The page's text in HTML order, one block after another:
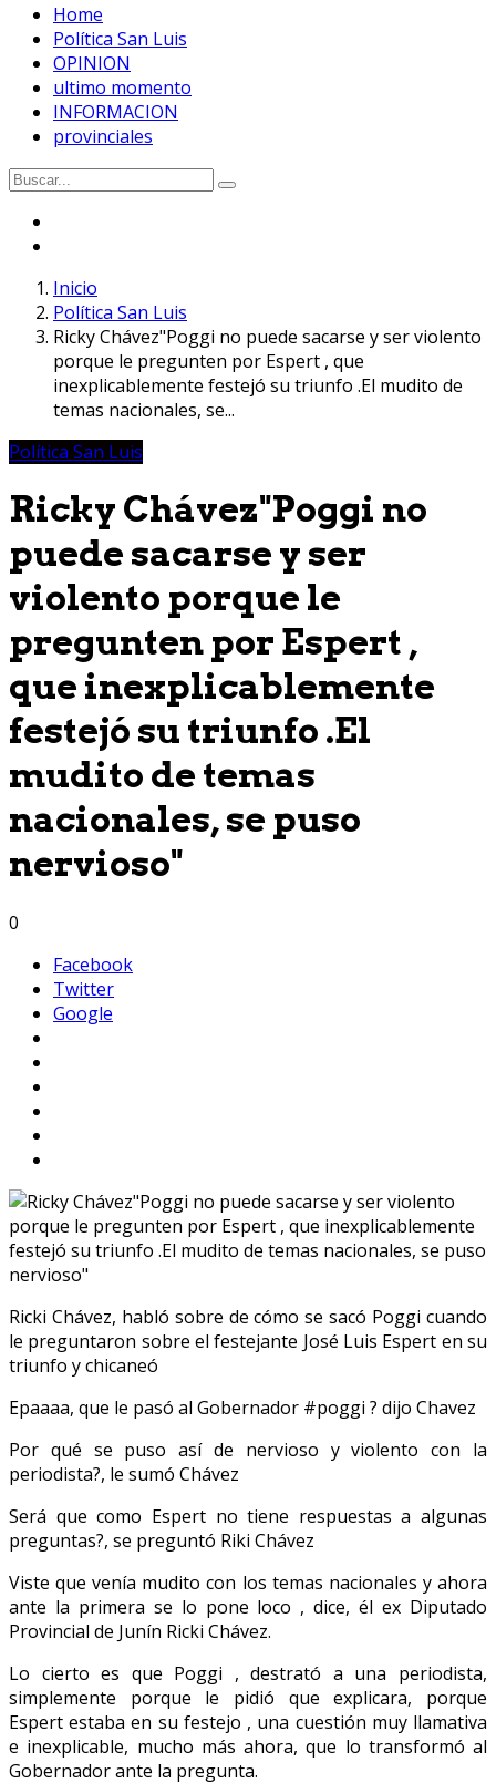
Home
Política San Luis
OPINION
ultimo momento
INFORMACION
provinciales
Inicio
Política San Luis
Ricky Chávez"Poggi no puede sacarse y ser violento
porque le pregunten por Espert , que
inexplicablemente festejó su triunfo .El mudito de
temas nacionales, se...
Política San Luis
Ricky Chávez"Poggi no
puede sacarse y ser
violento porque le
pregunten por Espert ,
que inexplicablemente
festejó su triunfo .El
mudito de temas
nacionales, se puso
nervioso"
0
Facebook
Twitter
Google
Ricki Chávez, habló sobre de cómo se sacó Poggi cuando
le preguntaron sobre el festejante José Luis Espert en su
triunfo y chicaneó
Epaaaa, que le pasó al Gobernador #poggi ? dijo Chavez
Por qué se puso así de nervioso y violento con la
periodista?, le sumó Chávez
Será que como Espert no tiene respuestas a algunas
preguntas?, se preguntó Riki Chávez
Viste que venía mudito con los temas nacionales y ahora
ante la primera se lo pone loco , dice, él ex Diputado
Provincial de Junín Ricki Chávez.
Lo cierto es que Poggi , destrató a una periodista,
simplemente porque le pidió que explicara, porque
Espert estaba en su festejo , una cuestión muy llamativa
e inexplicable, mucho más ahora, que lo transformó al
Gobernador ante la pregunta.